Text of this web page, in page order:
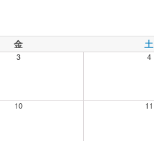
金 土
3 4
10 11